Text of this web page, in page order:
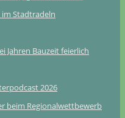
im Stadtradeln
Jahren Bauzeit feierlich
2026
beim Regionalwettbewerb